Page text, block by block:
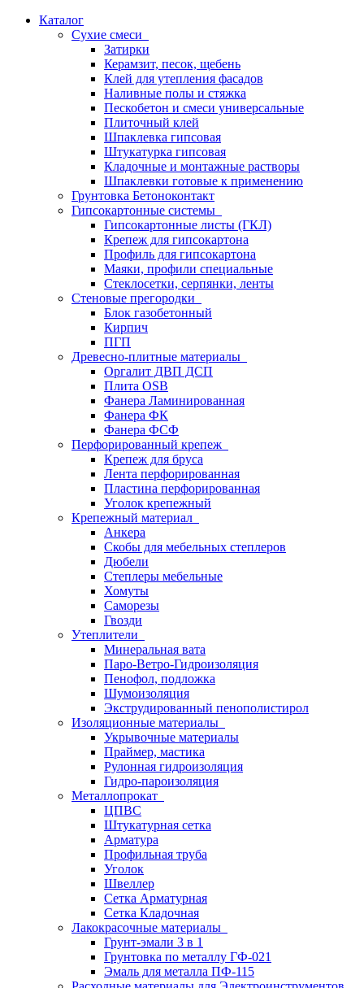
Каталог
Сухие смеси
Затирки
Керамзит, песок, щебень
Клей для утепления фасадов
Наливные полы и стяжка
Пескобетон и смеси универсальные
Плиточный клей
Шпаклевка гипсовая
Штукатурка гипсовая
Кладочные и монтажные растворы
Шпаклевки готовые к применению
Грунтовка Бетоноконтакт
Гипсокартонные системы
Гипсокартонные листы (ГКЛ)
Крепеж для гипсокартона
Профиль для гипсокартона
Маяки, профили специальные
Стеклосетки, серпянки, ленты
Стеновые прегородки
Блок газобетонный
Кирпич
ПГП
Древесно-плитные материалы
Оргалит ДВП ДСП
Плита OSB
Фанера Ламинированная
Фанера ФК
Фанера ФСФ
Перфорированный крепеж
Крепеж для бруса
Лента перфорированная
Пластина перфорированная
Уголок крепежный
Крепежный материал
Анкера
Скобы для мебельных степлеров
Дюбели
Степлеры мебельные
Хомуты
Саморезы
Гвозди
Утеплители
Минеральная вата
Паро-Ветро-Гидроизоляция
Пенофол, подложка
Шумоизоляция
Экструдированный пенополистирол
Изоляционные материалы
Укрывочные материалы
Праймер, мастика
Рулонная гидроизоляция
Гидро-пароизоляция
Металлопрокат
ЦПВС
Штукатурная сетка
Арматура
Профильная труба
Уголок
Швеллер
Сетка Арматурная
Сетка Кладочная
Лакокрасочные материалы
Грунт-эмали 3 в 1
Грунтовка по металлу ГФ-021
Эмаль для металла ПФ-115